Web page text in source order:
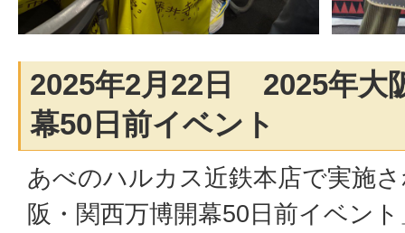
2025年2月22日 2025年大
幕50日前イベント
あべのハルカス近鉄本店で実施
阪・関西万博開幕50日前イベン